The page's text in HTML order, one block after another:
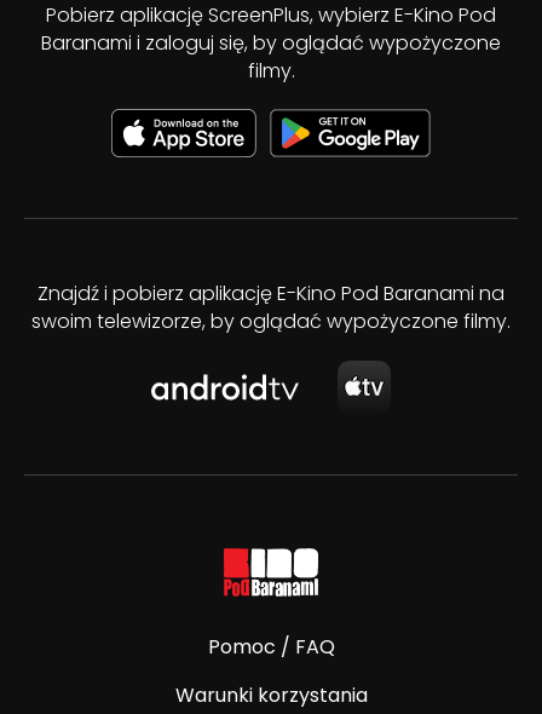
Pobierz aplikację ScreenPlus, wybierz E-Kino Pod
Baranami i zaloguj się, by oglądać wypożyczone
filmy.
Znajdź i pobierz aplikację E-Kino Pod Baranami na
swoim telewizorze, by oglądać wypożyczone filmy.
Pomoc / FAQ
Warunki korzystania